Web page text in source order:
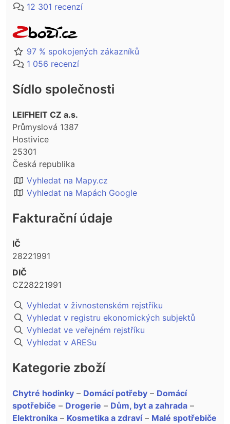
12 301 recenzí
97 % spokojených zákazníků
1 056 recenzí
Sídlo společnosti
LEIFHEIT CZ a.s.
Průmyslová 1387
Hostivice
25301
Česká republika
Vyhledat na Mapy.cz
Vyhledat na Mapách Google
Fakturační údaje
IČ
28221991
DIČ
CZ28221991
Vyhledat v živnostenském rejstříku
Vyhledat v registru ekonomických subjektů
Vyhledat ve veřejném rejstříku
Vyhledat v ARESu
Kategorie zboží
Chytré hodinky – Domácí potřeby – Domácí
spotřebiče – Drogerie – Dům, byt a zahrada –
Elektronika – Kosmetika a zdraví– Malé spotřebiče